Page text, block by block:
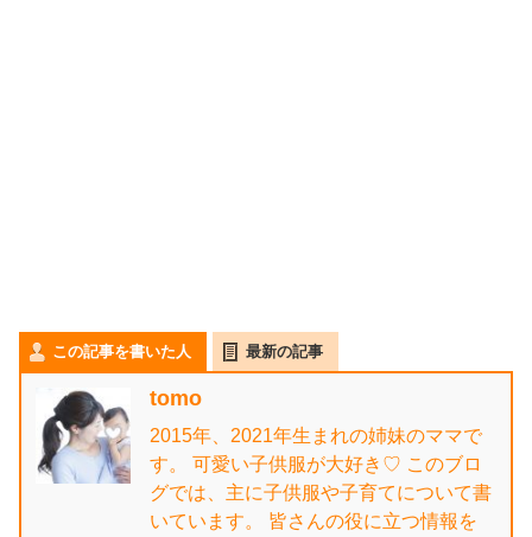
この記事を書いた人 最新の記事
tomo
2015年、2021年生まれの姉妹のママで
す。 可愛い子供服が大好き♡ このブロ
グでは、主に子供服や子育てについて書
いています。 皆さんの役に立つ情報を